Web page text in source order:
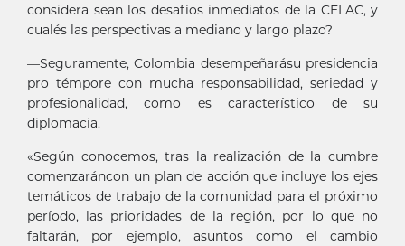
considera sean los desafíos inmediatos de la CELAC, y
cualés las perspectivas a mediano y largo plazo?
—Seguramente, Colombia desempeñarásu presidencia
pro témpore con mucha responsabilidad, seriedad y
profesionalidad, como es característico de su
diplomacia.
«Según conocemos, tras la realización de la cumbre
comenzaráncon un plan de acción que incluye los ejes
temáticos de trabajo de la comunidad para el próximo
período, las prioridades de la región, por lo que no
faltarán, por ejemplo, asuntos como el cambio